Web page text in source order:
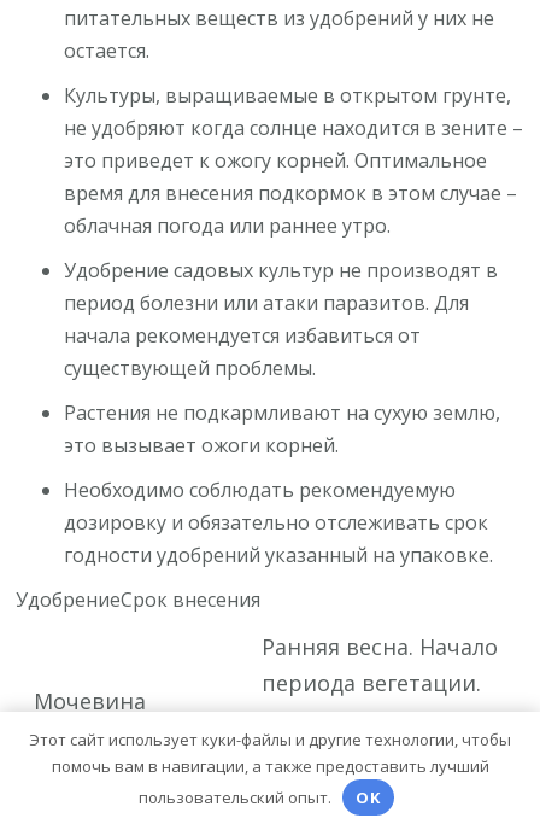
питательных веществ из удобрений у них не
остается.
Культуры, выращиваемые в открытом грунте,
не удобряют когда солнце находится в зените –
это приведет к ожогу корней. Оптимальное
время для внесения подкормок в этом случае –
облачная погода или раннее утро.
Удобрение садовых культур не производят в
период болезни или атаки паразитов. Для
начала рекомендуется избавиться от
существующей проблемы.
Растения не подкармливают на сухую землю,
это вызывает ожоги корней.
Необходимо соблюдать рекомендуемую
дозировку и обязательно отслеживать срок
годности удобрений указанный на упаковке.
УдобрениеСрок внесения
Мочевина
Ранняя весна. Начало
периода вегетации.
Недостаток азота в
тканях растений.
Ранняя весна. Начало
Этот сайт использует куки-файлы и другие технологии, чтобы
помочь вам в навигации, а также предоставить лучший
пользовательский опыт.
OK